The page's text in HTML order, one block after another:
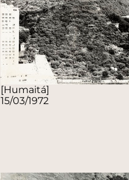
[Humaitá]
15/03/1972